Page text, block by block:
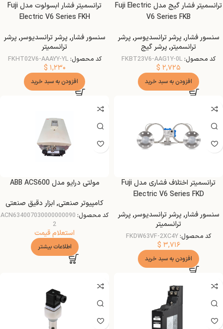
ترانسمیتر فشار گیج مدل Fuji Electric
V6 Series FKB
سنسور فشار, پرشر ترانسدیوسر, پرشر
ترانسمیتر, پرشر گیج
کد محصول: FKBT23V6-AAG1Y-0L
$ ۲,۷۲۵
افزودن به سبد خرید
ترانسمیتر فشار ابسولوت مدل Fuji
Electric V6 Series FKH
سنسور فشار, پرشر ترانسدیوسر, پرشر
ترانسمیتر
کد محصول: FKHT02V6-AAAYY-YL
$ ۱,۲۳۰
افزودن به سبد خرید
ترانسمیتر اختلاف فشاری مدل Fuji
Electric V6 Series FKD
سنسور فشار, پرشر ترانسدیوسر, پرشر
ترانسمیتر
کد محصول:FKDW63VF-2XC4Y
$ ۳,۷۱۶
افزودن به سبد خرید
مولتی درایو مدل ABB ACS600
کامپیوتر صنعتی, ابزار دقیق صنعتی
کد محصول: ACN634007030000000090
2
استعلام قیمت
اطلاعات بیشتر